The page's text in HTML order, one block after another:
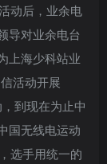
动后，业余电
导对业余电台
上海少科站业
活动开展
到现在为止中
国无线电运动
选手用统一的